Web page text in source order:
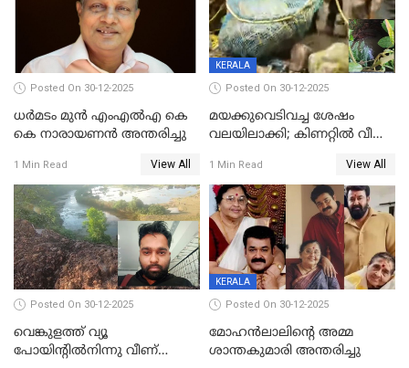
Posted On 30-12-2025
ധർമടം മുൻ എംഎല്‍എ കെ
കെ നാരായണന്‍ അന്തരിച്ചു
1 Min Read View All
KERALA
Posted On 30-12-2025
മയക്കുവെടിവച്ച ശേഷം
വലയിലാക്കി; കിണറ്റിൽ വീണ
1 Min Read View All
Posted On 30-12-2025
വെങ്കുളത്ത് വ്യൂ
പോയിന്റിൽനിന്നു വീണ്
KERALA
Posted On 30-12-2025
മോഹന്‍ലാലിന്‍റെ അമ്മ
ശാന്തകുമാരി അന്തരിച്ചു